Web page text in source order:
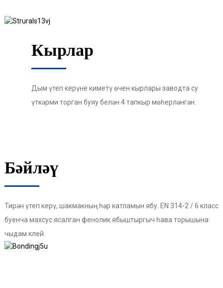
Кырлар
Дым үтеп керүне киметү өчен кырлары заводта су
үткәрми торган буяу белән 4 тапкыр мөһерләнгән.
Бәйләү
Тирән үтеп керү, шакмакның һәр катламын ябу. EN 314-2 / ​​6 класс
буенча махсус ясалган фенолик ябыштыргыч һава торышына
чыдам клей.